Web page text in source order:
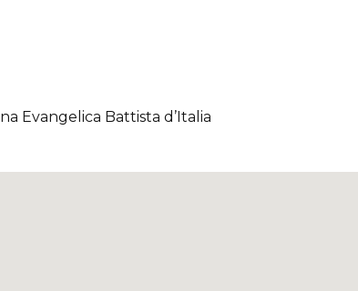
Evangelica Battista d’Italia